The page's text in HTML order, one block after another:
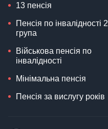
13 пенсія
Пенсія по інвалідності 2
група
Військова пенсія по
інвалідності
Мінімальна пенсія
Пенсія за вислугу років